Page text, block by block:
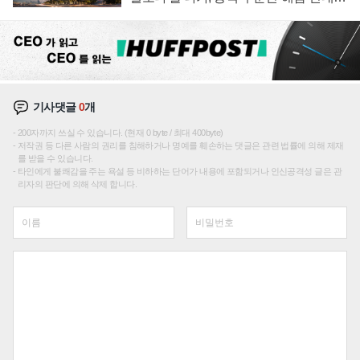
기사댓글0개
200자까지 쓰실 수 있습니다. (현재 0 byte / 최대 400byte)
저작권 등 다른 사람의 권리를 침해하거나 명예를 훼손하는 댓글은 관련 법률에 의해 제재
를 받을 수 있습니다.
타인에게 불쾌감을 주는 욕설 등 비하하는 단어가 내용에 포함되거나 인신공격성 글은 관
리자의 판단에 의해 삭제 합니다.